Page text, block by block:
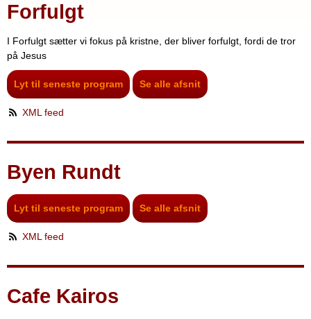
Forfulgt
I Forfulgt sætter vi fokus på kristne, der bliver forfulgt, fordi de tror
på Jesus
Lyt til seneste program Se alle afsnit
XML feed
Byen Rundt
Lyt til seneste program Se alle afsnit
XML feed
Cafe Kairos